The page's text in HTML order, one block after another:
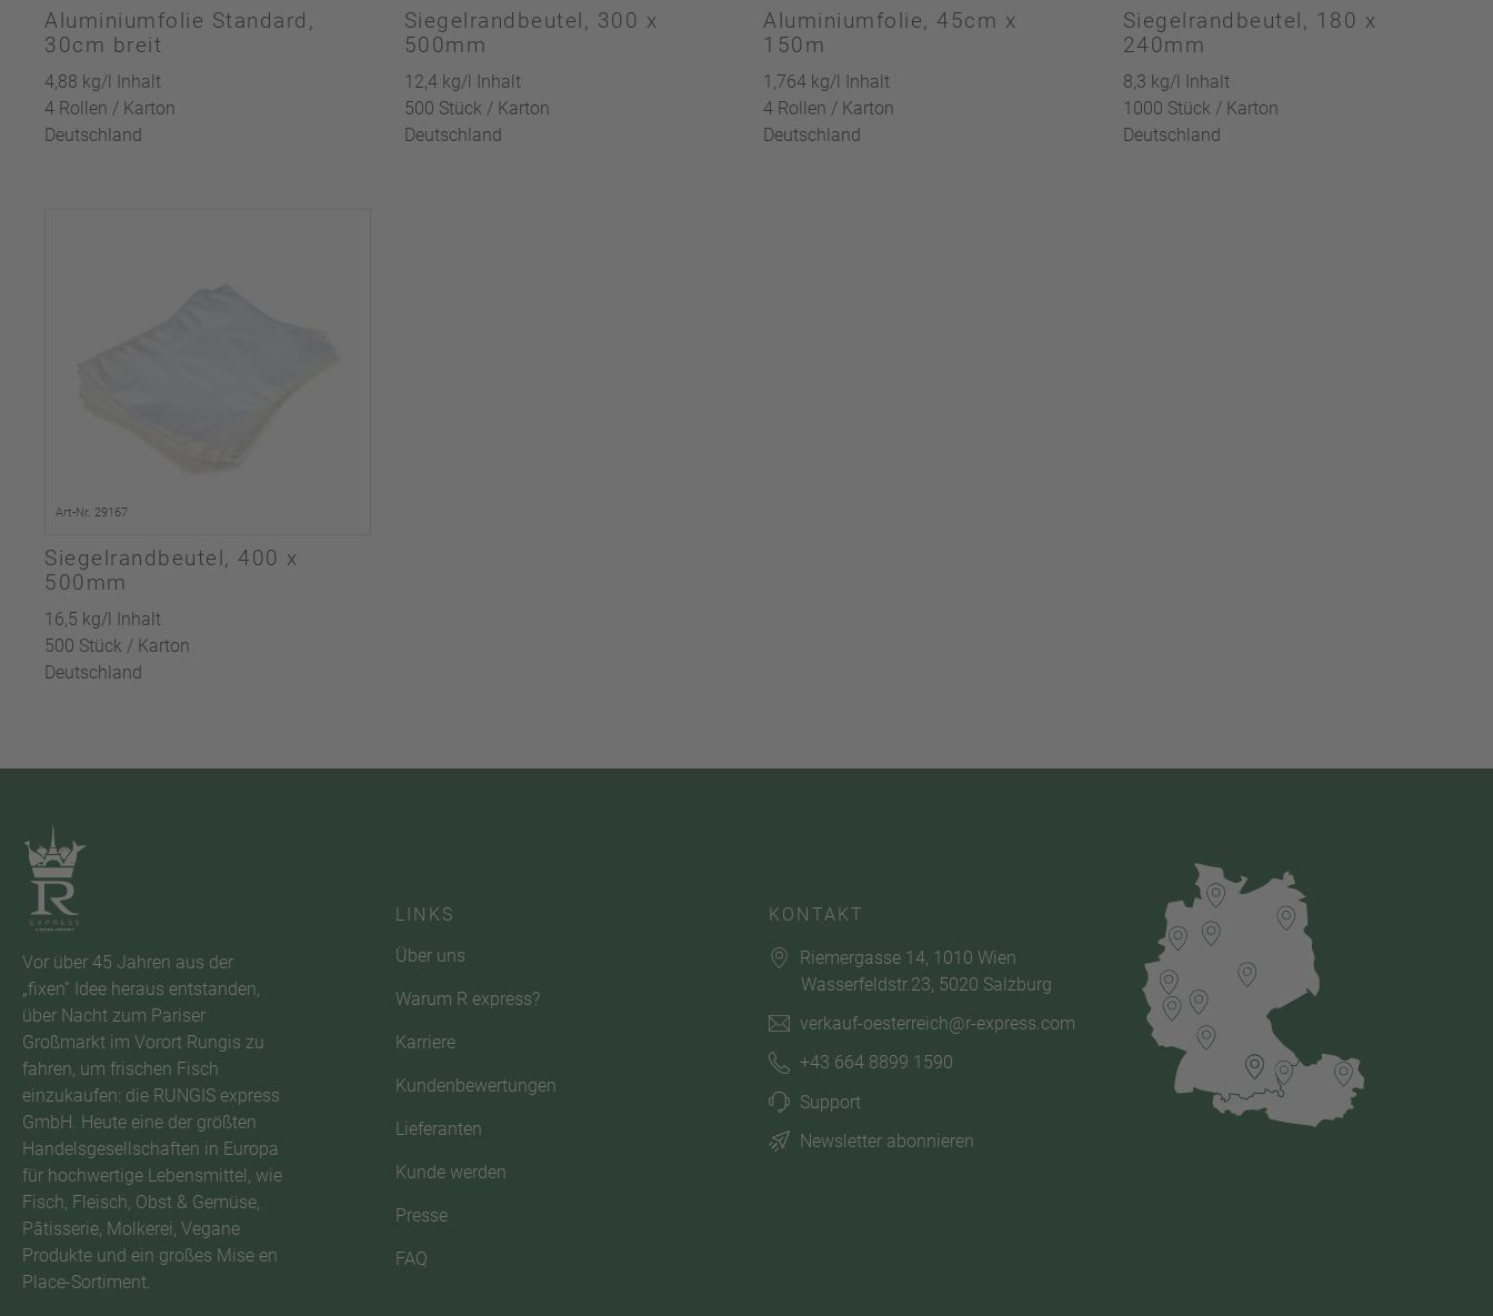
Aluminiumfolie Standard,
30cm breit
4,88 kg/l Inhalt
4 Rollen / Karton
Deutschland
Siegelrandbeutel, 300 x
500mm
12,4 kg/l Inhalt
500 Stück / Karton
Deutschland
Aluminiumfolie, 45cm x
150m
1,764 kg/l Inhalt
4 Rollen / Karton
Deutschland
Siegelrandbeutel, 180 x
240mm
8,3 kg/l Inhalt
1000 Stück / Karton
Deutschland
Art-Nr. 29167
Siegelrandbeutel, 400 x
500mm
16,5 kg/l Inhalt
500 Stück / Karton
Deutschland
Vor über 45 Jahren aus der
„fixen“ Idee heraus entstanden,
über Nacht zum Pariser
Großmarkt im Vorort Rungis zu
fahren, um frischen Fisch
einzukaufen: die RUNGIS express
GmbH. Heute eine der größten
Handelsgesellschaften in Europa
für hochwertige Lebensmittel, wie
Fisch, Fleisch, Obst & Gemüse,
Pâtisserie, Molkerei, Vegane
Produkte und ein großes Mise en
Place-Sortiment.
LINKS
Über uns
Warum R express?
Karriere
Kundenbewertungen
Lieferanten
Kunde werden
Presse
FAQ
KONTAKT
Riemergasse 14, 1010 Wien
Wasserfeldstr.23, 5020 Salzburg
verkauf-oesterreich@r-express.com
+43 664 8899 1590
Support
Newsletter abonnieren